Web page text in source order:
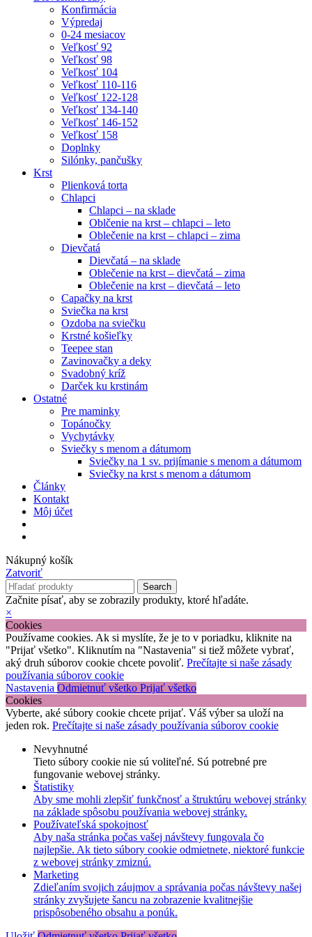
Konfirmácia
Výpredaj
0-24 mesiacov
Veľkosť 92
Veľkosť 98
Veľkosť 104
Veľkosť 110-116
Veľkosť 122-128
Veľkosť 134-140
Veľkosť 146-152
Veľkosť 158
Doplnky
Silónky, pančušky
Krst
Plienková torta
Chlapci
Chlapci – na sklade
Oblčenie na krst – chlapci – leto
Oblečenie na krst – chlapci – zima
Dievčatá
Dievčatá – na sklade
Oblečenie na krst – dievčatá – zima
Oblečenie na krst – dievčatá – leto
Capačky na krst
Sviečka na krst
Ozdoba na sviečku
Krstné košieľky
Teepee stan
Zavinovačky a deky
Svadobný kríž
Darček ku krstinám
Ostatné
Pre maminky
Topánočky
Vychytávky
Sviečky s menom a dátumom
Sviečky na 1 sv. prijímanie s menom a dátumom
Sviečky na krst s menom a dátumom
Články
Kontakt
Môj účet
Nákupný košík
Zatvoriť
Search
Začnite písať, aby se zobrazily produkty, ktoré hľadáte.
×
Cookies
Používame cookies. Ak si myslíte, že je to v poriadku, kliknite na
"Prijať všetko". Kliknutím na "Nastavenia" si tiež môžete vybrať,
aký druh súborov cookie chcete povoliť. Prečítajte si naše zásady
používania súborov cookie
Nastavenia Odmietnuť všetko Prijať všetko
Cookies
Vyberte, aké súbory cookie chcete prijať. Váš výber sa uloží na
jeden rok. Prečítajte si naše zásady používania súborov cookie
Nevyhnutné
Tieto súbory cookie nie sú voliteľné. Sú potrebné pre
fungovanie webovej stránky.
Štatistiky
Aby sme mohli zlepšiť funkčnosť a štruktúru webovej stránky
na základe spôsobu používania webovej stránky.
Používateľská spokojnosť
Aby naša stránka počas vašej návštevy fungovala čo
najlepšie. Ak tieto súbory cookie odmietnete, niektoré funkcie
z webovej stránky zmiznú.
Marketing
Zdieľaním svojich záujmov a správania počas návštevy našej
stránky zvyšujete šancu na zobrazenie kvalitnejšie
prispôsobeného obsahu a ponúk.